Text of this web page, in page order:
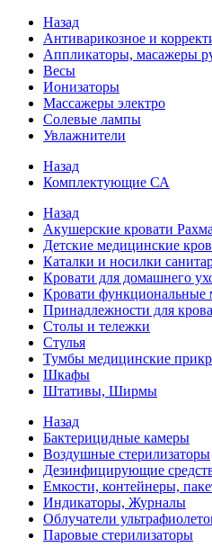
Назад
Антиварикозное и
Аппликаторы, масажеры
Весы
Ионизаторы
Массажеры электро
Солевые лампы
Увлажнители
Назад
Комплектующие СА
Назад
Акушерские кровати
Детские медицинские
Каталки и носилки
Кровати для домашнего
Кровати функциональные
Принадлежности для
Столы и тележки
Стулья
Тумбы медицинские
Шкафы
Штативы, Ширмы
Назад
Бактерицидные камеры
Воздушные стерилизаторы
Дезинфицирующие
Емкости, контейнеры,
Индикаторы, Журналы
Облучатели
Паровые стерилизаторы